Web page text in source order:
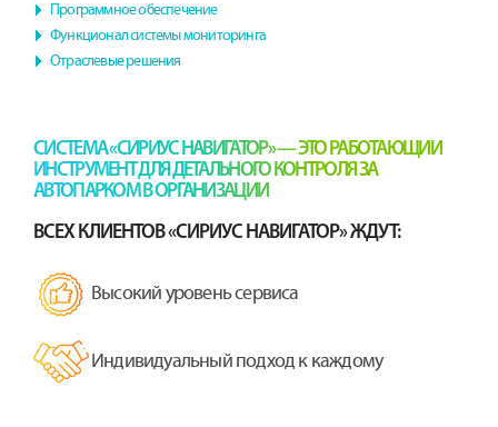
Программное обеспечение
Функционал системы мониторинга
Отраслевые решения
СИСТЕМА «СИРИУС НАВИГАТОР» — ЭТО РАБОТАЮЩИЙ
ИНСТРУМЕНТ ДЛЯ ДЕТАЛЬНОГО КОНТРОЛЯ ЗА
АВТОПАРКОМ В ОРГАНИЗАЦИИ
ВСЕХ КЛИЕНТОВ «СИРИУС НАВИГАТОР» ЖДУТ:
Высокий уровень сервиса
Индивидуальный подход к каждому